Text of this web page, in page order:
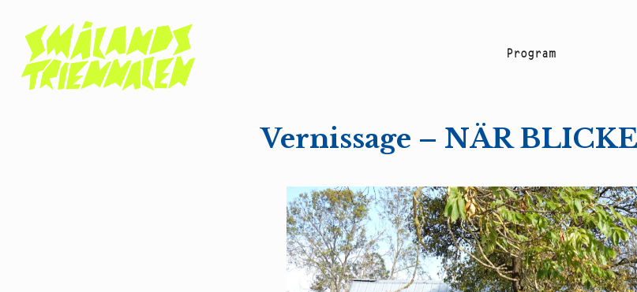
Program
Vernissage – NÄR